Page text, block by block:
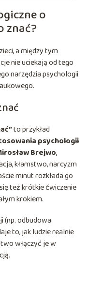
o
znać?
a między tym
nie uciekają od tego
narzędzia psychologii
to przykład
psychologii
Brejwo,
kłamstwo, narcyzm
minut rozkłada go
też krótkie ćwiczenie
krokiem.
(np. odbudowa
to, jak ludzie realnie
włączyć je w